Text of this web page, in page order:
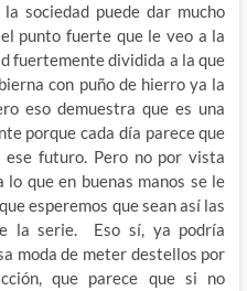
sociedad puede dar mucho
punto fuerte que le veo a la
fuertemente dividida a la que
con puño de hierro ya la
eso demuestra que es una
porque cada día parece que
ese futuro. Pero no por vista
que en buenas manos se le
esperemos que sean así las
la serie. Eso sí, ya podría
moda de meter destellos por
que parece que si no